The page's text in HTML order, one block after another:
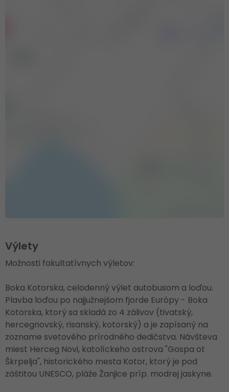
Výlety
Možnosti fakultatívnych výletov:
Boka Kotorska, celodenný výlet autobusom a loďou.
Plavba loďou po najjužnejšom fjorde Európy - Boka
Kotorska, ktorý sa skladá zo 4 zálivov (tivatský,
hercegnovský, risanský, kotorský) a je zapísaný na
zozname svetového prírodného dedičstva. Návšteva
miest Herceg Novi, katolíckeho ostrova "Gospa ot
Škrpelja", historického mesta Kotor, ktorý je pod
záštitou UNESCO, pláže Žanjice príp. modrej jaskyne.